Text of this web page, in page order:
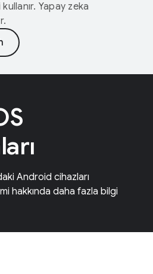
Yapay zeka
Android cihazları
hakkında daha fazla bilgi